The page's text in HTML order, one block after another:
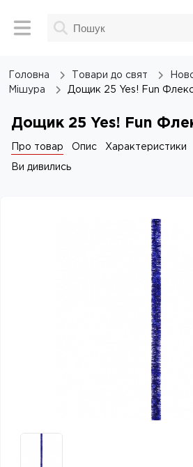
Головна Товари до свят
Мішура
Дощик 25 Yes! Fun
Дощик 25 Yes! Fun
Про товар Опис Характеристики
Ви дивились